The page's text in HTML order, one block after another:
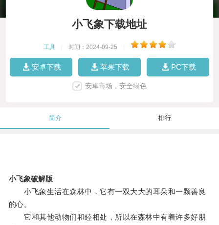
小飞象下载地址
工具 时间：2024-09-25
安卓下载 苹果下载 PC下载
安卓市场，安全绿色
简介 排行
小飞象破解版
小飞象生活在森林中，它有一双大大的耳朵和一颗善良
的心。
它和其他动物们和睦相处，所以在森林中有着许多好朋